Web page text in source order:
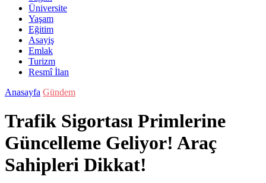
Üniversite
Yaşam
Eğitim
Asayiş
Emlak
Turizm
Resmî İlan
Anasayfa Gündem
Trafik Sigortası Primlerine
Güncelleme Geliyor! Araç
Sahipleri Dikkat!